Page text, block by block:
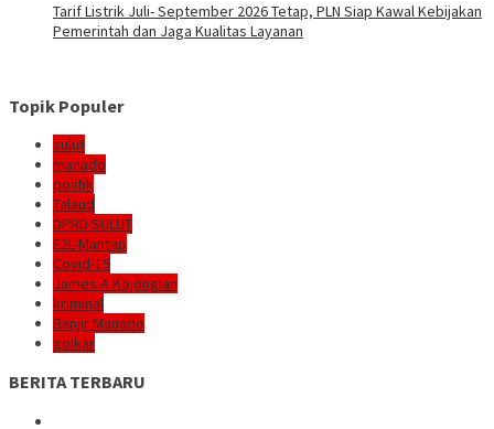
Tarif Listrik Juli- September 2026 Tetap, PLN Siap Kawal Kebijakan
Pemerintah dan Jaga Kualitas Layanan
Topik Populer
sulut
manado
politik
Talaud
DPRD SULUT
E2L-Mantap
Covid-19
James A Kojongian
kriminal
Banjir Manado
golkar
BERITA TERBARU